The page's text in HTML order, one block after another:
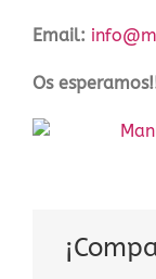
Email:
Os